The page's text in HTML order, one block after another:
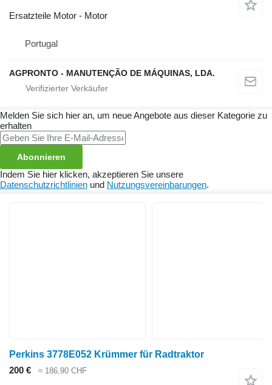
Ersatzteile Motor - Motor
Portugal
AGPRONTO - MANUTENÇÃO DE MÁQUINAS, LDA.
Melden Sie sich hier an, um neue Angebote aus dieser Kategorie zu
erhalten
Abonnieren
Indem Sie hier klicken, akzeptieren Sie unsere
Datenschutzrichtlinien und Nutzungsvereinbarungen.
Perkins 3778E052 Krümmer für Radtraktor
200 €
≈ 186,90 CHF